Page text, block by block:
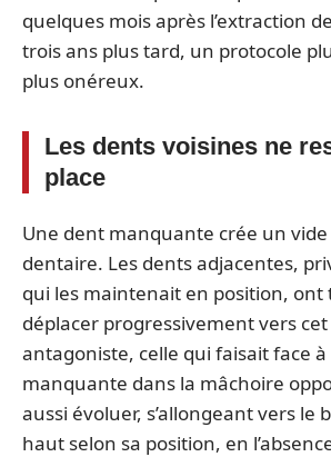
quelques mois après l’extraction
trois ans plus tard, un protocole
plus onéreux.
Les dents voisines ne
place
Une dent manquante crée un vide
dentaire. Les dents adjacentes,
qui les maintenait en position, ont
déplacer progressivement vers
antagoniste, celle qui faisait face
manquante dans la mâchoire
aussi évoluer, s’allongeant vers le
haut selon sa position, en